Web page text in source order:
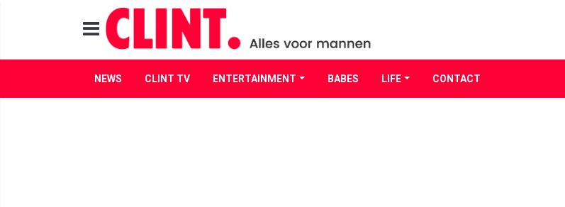
NEWS CLINT TV ENTERTAINMENT BABES LIFE CONTACT